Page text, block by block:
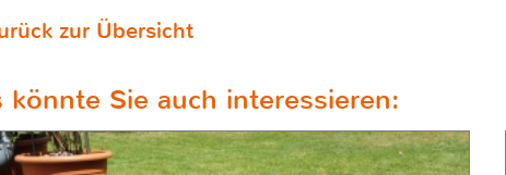
zur Übersicht
könnte Sie auch interessieren: